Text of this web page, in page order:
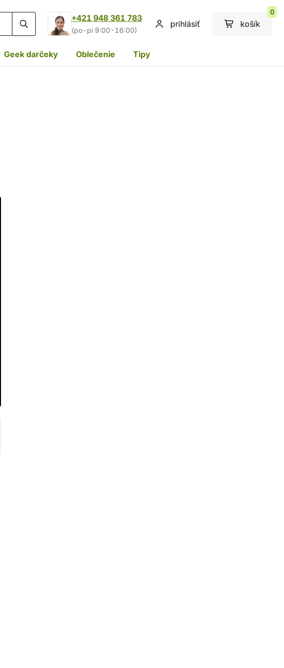
+421 948 361 783
(po-pi 9:00-16:00)
prihlásiť košík
0
Geek darčeky Oblečenie Tipy